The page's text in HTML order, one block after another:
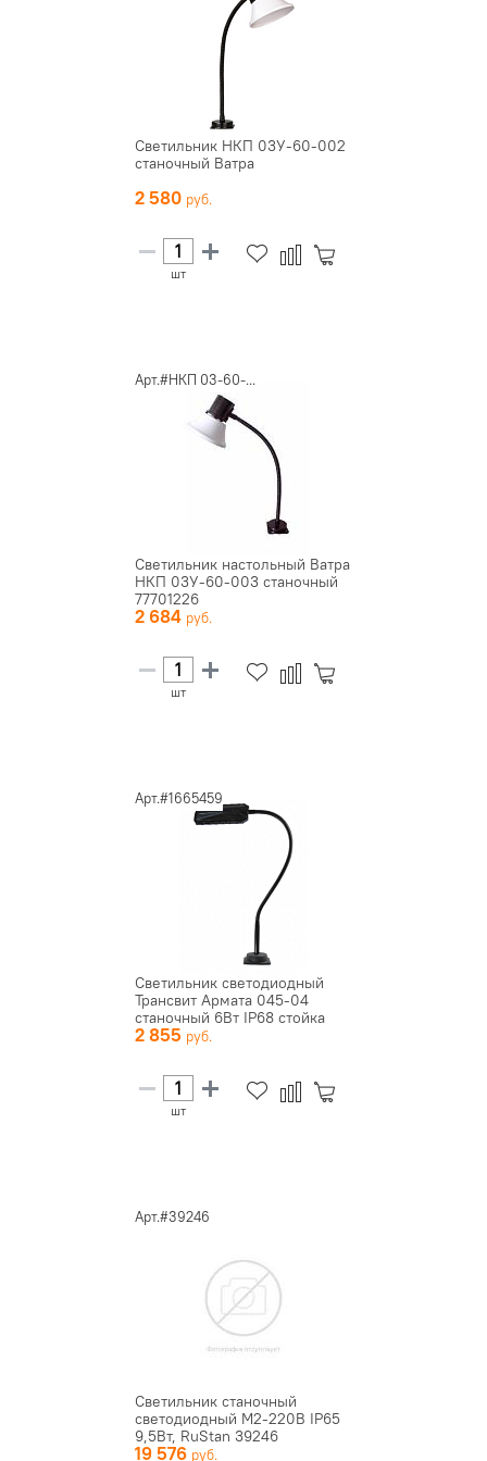
Светильник НКП 03У-60-002
станочный Ватра
2 580
шт
Арт.#НКП 03-60-...
Светильник настольный Ватра
НКП 03У-60-003 станочный
77701226
2 684
шт
Арт.#1665459
Светильник светодиодный
Трансвит Армата 045-04
станочный 6Вт IP68 стойка
54...
2 855
шт
Арт.#39246
Светильник станочный
светодиодный М2-220В IP65
9,5Вт, RuStan 39246
19 576